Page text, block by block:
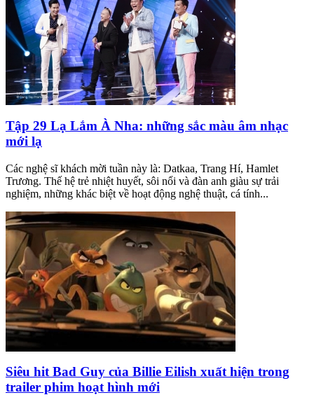
Tập 29 Lạ Lắm À Nha: những sắc màu âm nhạc
mới lạ
Các nghệ sĩ khách mời tuần này là: Datkaa, Trang Hí, Hamlet
Trương. Thế hệ trẻ nhiệt huyết, sôi nổi và đàn anh giàu sự trải
nghiệm, những khác biệt về hoạt động nghệ thuật, cá tính...
Siêu hit Bad Guy của Billie Eilish xuất hiện trong
trailer phim hoạt hình mới